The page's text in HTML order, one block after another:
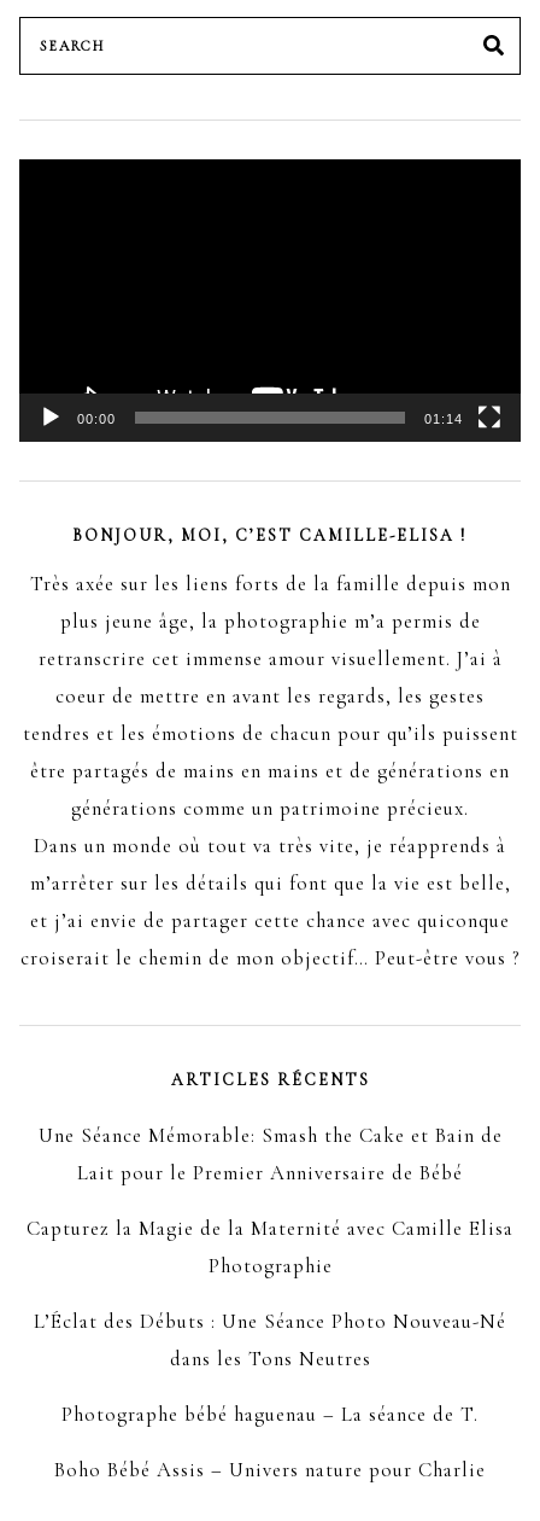
Search
for:
00:00 01:14
BONJOUR, MOI, C’EST CAMILLE-ELISA !
Très axée sur les liens forts de la famille depuis mon
plus jeune âge, la photographie m’a permis de
retranscrire cet immense amour visuellement. J’ai à
coeur de mettre en avant les regards, les gestes
tendres et les émotions de chacun pour qu’ils puissent
être partagés de mains en mains et de générations en
générations comme un patrimoine précieux.
Dans un monde où tout va très vite, je réapprends à
m’arrêter sur les détails qui font que la vie est belle,
et j’ai envie de partager cette chance avec quiconque
croiserait le chemin de mon objectif… Peut-être vous ?
ARTICLES RÉCENTS
Une Séance Mémorable: Smash the Cake et Bain de
Lait pour le Premier Anniversaire de Bébé
Capturez la Magie de la Maternité avec Camille Elisa
Photographie
L’Éclat des Débuts : Une Séance Photo Nouveau-Né
dans les Tons Neutres
Photographe bébé haguenau – La séance de T.
Boho Bébé Assis – Univers nature pour Charlie